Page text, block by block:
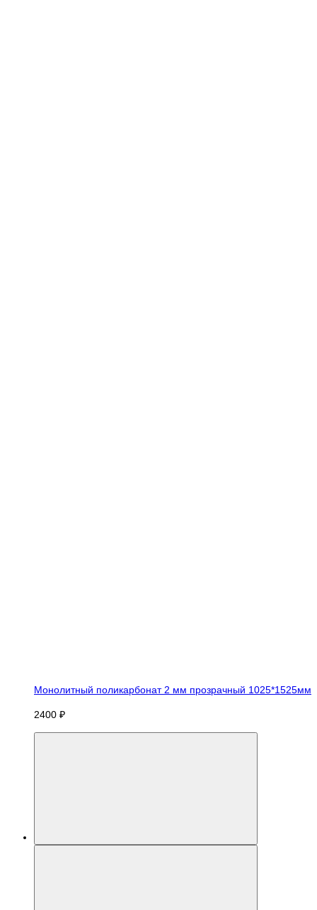
Монолитный поликарбонат 2 мм прозрачный 1025*1525мм
2400 ₽